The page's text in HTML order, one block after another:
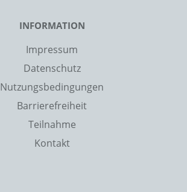
INFORMATION
Impressum
Datenschutz
Nutzungsbedingungen
Barrierefreiheit
Teilnahme
Kontakt